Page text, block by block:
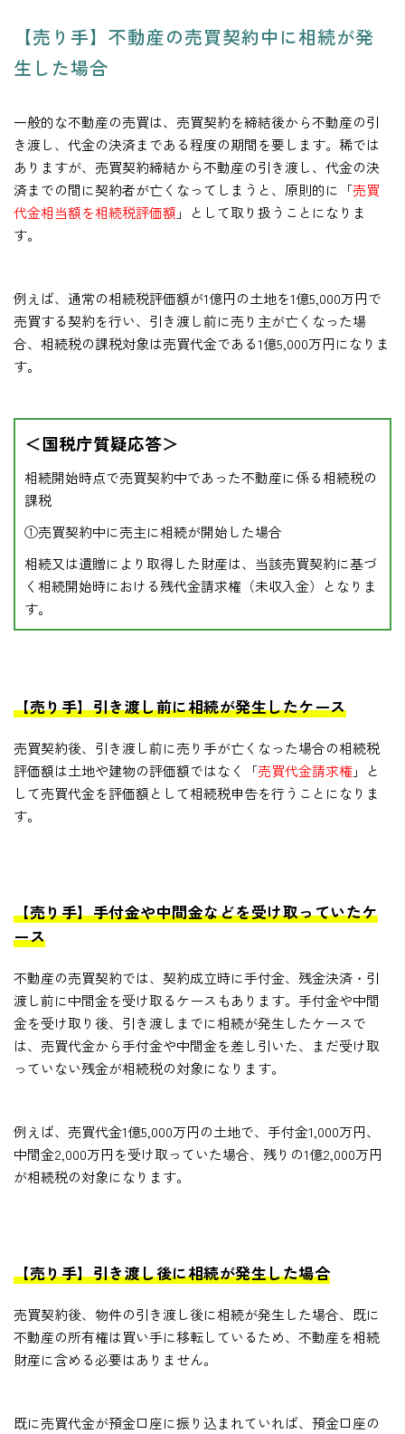
【売り手】不動産の売買契約中に相続が発
生した場合
一般的な不動産の売買は、売買契約を締結後から不動産の引
き渡し、代金の決済まである程度の期間を要します。稀では
ありますが、売買契約締結から不動産の引き渡し、代金の決
済までの間に契約者が亡くなってしまうと、原則的に「売買
代金相当額を相続税評価額 」として取り扱うことになりま
す。
例えば、通常の相続税評価額が1億円の土地を1億5,000万円で
売買する契約を行い、引き渡し前に売り主が亡くなった場
合、相続税の課税対象は売買代金である1億5,000万円になりま
す。
＜国税庁質疑応答＞
相続開始時点で売買契約中であった不動産に係る相続税の
課税
①売買契約中に売主に相続が開始した場合
相続又は遺贈により取得した財産は、当該売買契約に基づ
く相続開始時における残代金請求権（未収入金）となりま
す。
【売り手】引き渡し前に相続が発生したケース
売買契約後、引き渡し前に売り手が亡くなった場合の相続税
評価額は土地や建物の評価額ではなく「売買代金請求権」と
して売買代金を評価額として相続税申告を行うことになりま
す。
【売り手】手付金や中間金などを受け取っていたケ
ース
不動産の売買契約では、契約成立時に手付金、残金決済・引
渡し前に中間金を受け取るケースもあります。手付金や中間
金を受け取り後、引き渡しまでに相続が発生したケースで
は、売買代金から手付金や中間金を差し引いた、まだ受け取
っていない残金が相続税の対象になります。
例えば、売買代金1億5,000万円の土地で、手付金1,000万円、
中間金2,000万円を受け取っていた場合、残りの1億2,000万円
が相続税の対象になります。
【売り手】引き渡し後に相続が発生した場合
売買契約後、物件の引き渡し後に相続が発生した場合、既に
不動産の所有権は買い手に移転しているため、不動産を相続
財産に含める必要はありません。
既に売買代金が預金口座に振り込まれていれば、預金口座の